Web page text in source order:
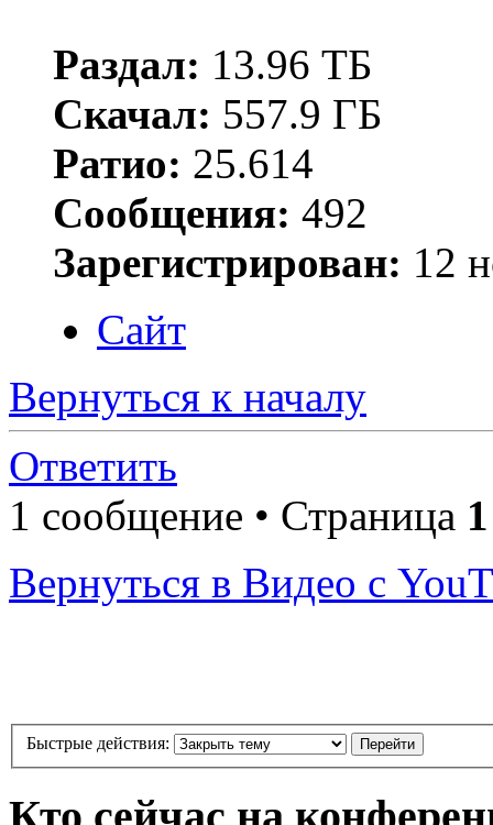
Раздал: 13.96 ТБ
Скачал: 557.9 ГБ
Ратио: 25.614
Сообщения: 492
Зарегистрирован: 12
Сайт
Вернуться к началу
Ответить
1 сообщение • Страница 1
Вернуться в Видео с
Быстрые действия: